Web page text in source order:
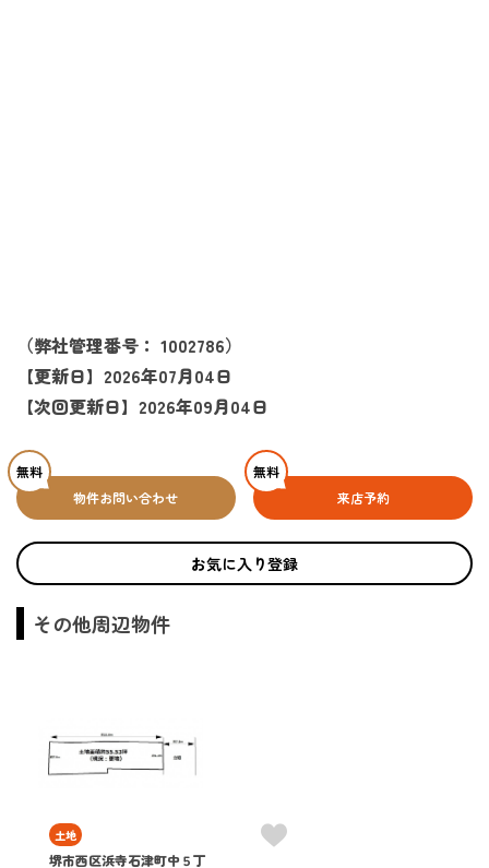
（弊社管理番号： 1002786）
【更新日】2026年07月04日
【次回更新日】2026年09月04日
無料
物件お問い合わせ
無料
来店予約
お気に入り登録
その他周辺物件
土地
堺市西区浜寺石津町中５丁